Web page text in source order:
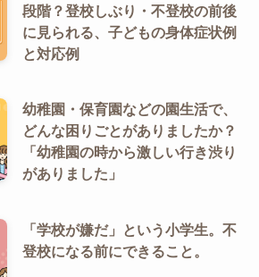
段階？登校しぶり・不登校の前後
に見られる、子どもの身体症状例
と対応例
幼稚園・保育園などの園生活で、
どんな困りごとがありましたか？
「幼稚園の時から激しい行き渋り
がありました」
「学校が嫌だ」という小学生。不
登校になる前にできること。